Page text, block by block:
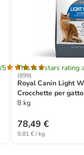
5 This is a stars rating
(899)
Royal Canin Light
Crocchette per gatto
8 kg
78,49 €
9,81 € / kg